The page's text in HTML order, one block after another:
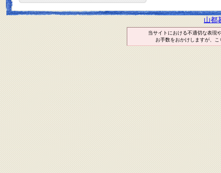
山都
当サイトにおける不適切な表現
お手数をおかけしますが、こ